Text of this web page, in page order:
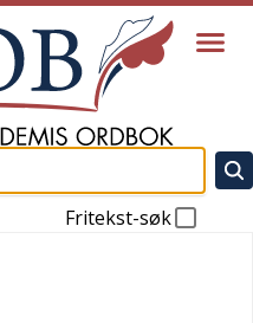
Fritekst-søk